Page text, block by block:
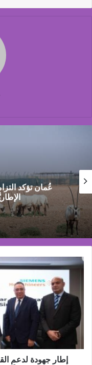
شاماس” يقدّم
مستوحاة
إطار
جهودة
القطاع
الصحي
العربى
الافريقى
الدولى
إطار جهودة لدعم